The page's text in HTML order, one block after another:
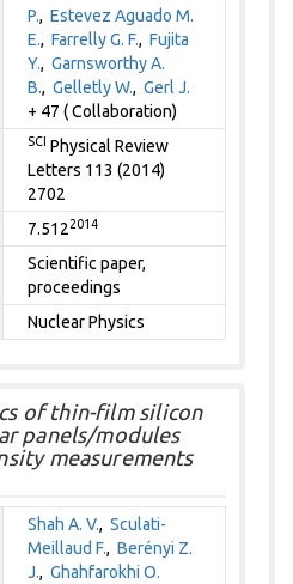
P.,Estevez Aguado M.
E.,Farrelly G. F.,Fujita
Y.,Garnsworthy A.
B.,Gelletly W.,Gerl J.
+ 47 ( Collaboration)
SCI Physical Review
Letters 113 (2014)
2702
7.5122014
Scientific paper,
proceedings
Nuclear Physics
of thin-film silicon
panels/modules
measurements
Shah A. V.,Sculati-
Meillaud F.,Berényi Z.
J.,Ghahfarokhi O.